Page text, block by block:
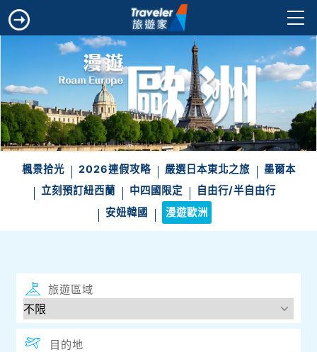
楓景拾光 2026連假攻略 嚴選日本東北之旅
墨爾本
立刻預訂紐西蘭
中四國限定
自由行/半自由行
安妞韓國
漫遊歐洲
旅遊區域
目的地